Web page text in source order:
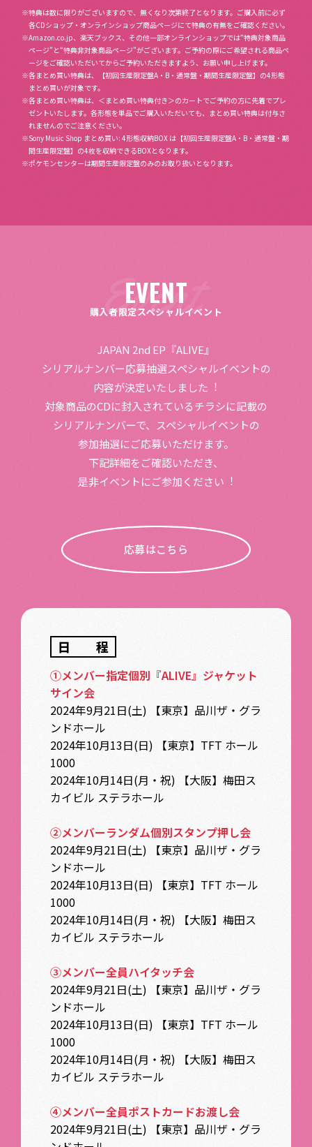
※特典は数に限りがございますので、無くなり次第終了となります。ご購入前に必ず
各CDショップ・オンラインショップ商品ページにて特典の有無をご確認ください。
※Amazon.co.jp、楽天ブックス、その他一部オンラインショップでは“特典対象商品
ページ”と“特典非対象商品ページ”がございます。ご予約の際にご希望される商品ペ
ージをご確認いただいてからご予約いただきますよう、お願い申し上げます。
※各まとめ買い特典は、【初回生産限定盤A・B・通常盤・期間生産限定盤】の4形態
まとめ買いが対象です。
※各まとめ買い特典は、＜まとめ買い特典付き＞のカートでご予約の方に先着でプレ
ゼントいたします。各形態を単品でご購入いただいても、まとめ買い特典は付与さ
れませんのでご注意ください。
※Sony Music Shop まとめ買い: 4形態収納BOX は【初回生産限定盤A・B・通常盤・期
間生産限定盤】の4枚を収納できるBOXとなります。
※ポケモンセンターは期間生産限定盤のみのお取り扱いとなります。
EVENT
購入者限定スペシャルイベント
JAPAN 2nd EP『ALIVE』
シリアルナンバー応募抽選スペシャルイベントの
内容が決定いたしました︕
対象商品のCDに封入されているチラシに記載の
シリアルナンバーで、スペシャルイベントの
参加抽選にご応募いただけます。
下記詳細をご確認いただき、
是非イベントにご参加ください︕
応募はこちら
日程
①メンバー指定個別『ALIVE』ジャケット
サイン会
2024年9月21日(土) 【東京】品川ザ・グラ
ンドホール
2024年10月13日(日) 【東京】TFT ホール
1000
2024年10月14日(月・祝) 【大阪】梅田ス
カイビル ステラホール
②メンバーランダム個別スタンプ押し会
2024年9月21日(土) 【東京】品川ザ・グラ
ンドホール
2024年10月13日(日) 【東京】TFT ホール
1000
2024年10月14日(月・祝) 【大阪】梅田ス
カイビル ステラホール
③メンバー全員ハイタッチ会
2024年9月21日(土) 【東京】品川ザ・グラ
ンドホール
2024年10月13日(日) 【東京】TFT ホール
1000
2024年10月14日(月・祝) 【大阪】梅田ス
カイビル ステラホール
④メンバー全員ポストカードお渡し会
2024年9月21日(土) 【東京】品川ザ・グラ